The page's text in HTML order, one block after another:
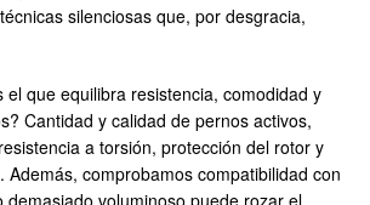
silenciosas que, por desgracia,
el que equilibra resistencia, comodidad y
Cantidad y calidad de pernos activos,
a torsión, protección del rotor y
Además, comprobamos compatibilidad con
demasiado voluminoso puede rozar el